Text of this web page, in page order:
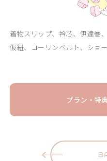
着物スリップ、衿芯、伊達巻
仮紐、コーリンベルト、ショ
プラン・特